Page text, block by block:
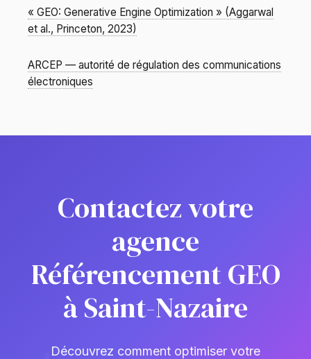
« GEO: Generative Engine Optimization » (Aggarwal
et al., Princeton, 2023)
ARCEP — autorité de régulation des communications
électroniques
Contactez votre
agence
Référencement GEO
à Saint-Nazaire
Découvrez comment optimiser votre